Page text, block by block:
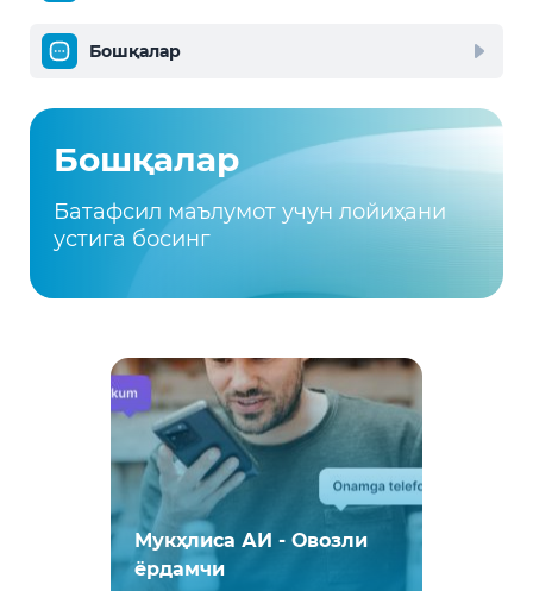
Бошқалар
Бошқалар
Батафсил маълумот учун лойиҳани
устига босинг
Мукҳлиса АИ - Овозли
ёрдамчи